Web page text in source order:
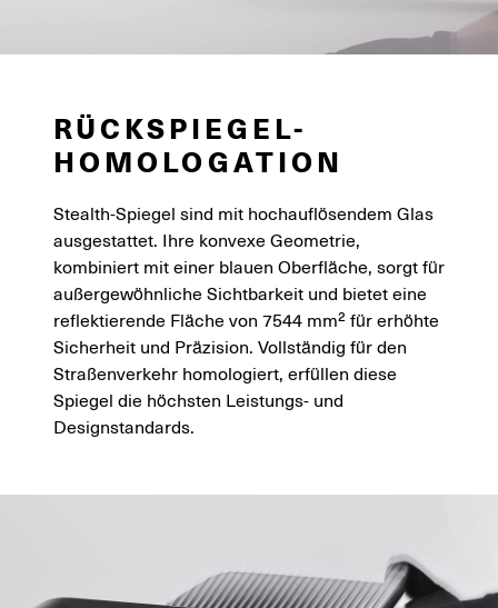
RÜCKSPIEGEL-
HOMOLOGATION
Stealth-Spiegel sind mit hochauflösendem Glas
ausgestattet. Ihre konvexe Geometrie,
kombiniert mit einer blauen Oberfläche, sorgt für
außergewöhnliche Sichtbarkeit und bietet eine
reflektierende Fläche von 7544 mm² für erhöhte
Sicherheit und Präzision. Vollständig für den
Straßenverkehr homologiert, erfüllen diese
Spiegel die höchsten Leistungs- und
Designstandards.